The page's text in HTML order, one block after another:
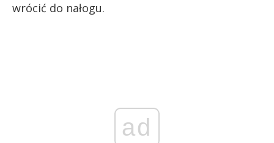
wrócić do nałogu.
ad